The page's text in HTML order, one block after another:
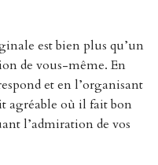
est bien plus qu’un
de vous-même. En
et en l’organisant
agréable où il fait bon
l’admiration de vos